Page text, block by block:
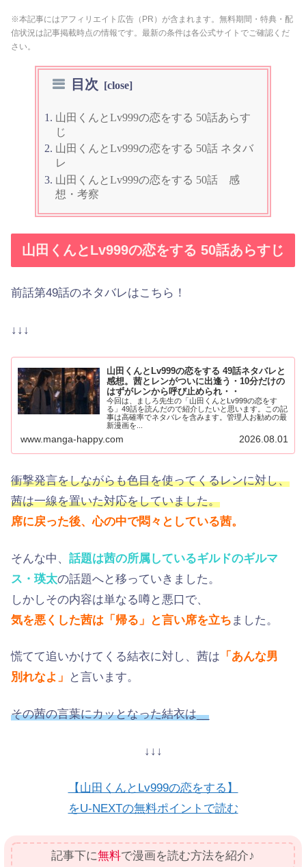
※本記事にはアフィリエイト広告（PR）が含まれます。無料期間・特典・配
信状況は記事掲載時点の情報です。最新の条件は各公式サイトでご確認くだ
さい。
目次
山田くんとLv999の恋をする 50話あらす
じ
山田くんとLv999の恋をする 50話 ネタバ
レ
山田くんとLv999の恋をする 50話 感
想・考察
山田くんとLv999の恋をする 50話あらすじ
前話第49話のネタバレはこちら！
↓↓↓
山田くんとLv999の恋をする 49話ネタバレと
感想。茜とレンがついに出逢う・10分だけの
はずがレンから呼び止められ・・
今回は、ましろ先生の「山田くんとLv999の恋をす
る」49話を読んだので紹介したいと思います。この記
事は高確率でネタバレを含みます。管理人お勧めの最
新漫画を...
www.manga-happy.com 2026.08.01
衝撃発言をしながらも色目を使ってくるレンに対し、
茜は一線を置いた対応をしていました。
席に戻った後、心の中で悶々としている茜。
そんな中、 話題は茜の所属しているギルドのギルマ
ス・瑛太の話題へと移っていきました。
しかしその内容は単なる噂と悪口で、
気を悪くした茜は「帰る」と言い席を立ち ました。
慌てて追いかけてくる結衣に対し、茜は 「あんな男
別れなよ」
と言います。
その茜の言葉にカッとなった結衣は__
↓↓↓
【山田くんとLv999の恋をする】
をU-NEXTの無料ポイントで読む
記事下に無料で漫画を読む方法を紹介♪